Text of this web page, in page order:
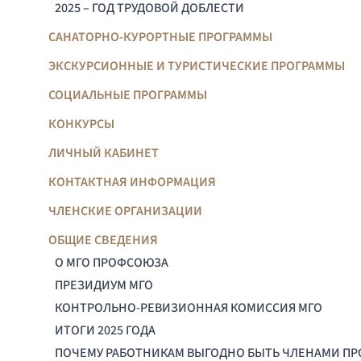
2025 – ГОД ТРУДОВОЙ ДОБЛЕСТИ
САНАТОРНО-КУРОРТНЫЕ ПРОГРАММЫ
ЭКСКУРСИОННЫЕ И ТУРИСТИЧЕСКИЕ ПРОГРАММЫ
СОЦИАЛЬНЫЕ ПРОГРАММЫ
КОНКУРСЫ
ЛИЧНЫЙ КАБИНЕТ
КОНТАКТНАЯ ИНФОРМАЦИЯ
ЧЛЕНСКИЕ ОРГАНИЗАЦИИ
ОБЩИЕ СВЕДЕНИЯ
О МГО ПРОФСОЮЗА
ПРЕЗИДИУМ МГО
КОНТРОЛЬНО-РЕВИЗИОННАЯ КОМИССИЯ МГО
ИТОГИ 2025 ГОДА
ПОЧЕМУ РАБОТНИКАМ ВЫГОДНО БЫТЬ ЧЛЕНАМИ